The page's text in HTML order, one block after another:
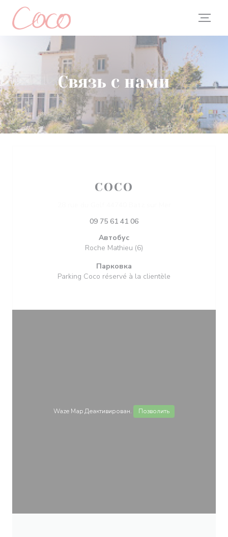
Панель управления cookies
Связь с нами
COCO
09 75 61 41 06
Автобус
Roche Mathieu (6)
Парковка
Parking Coco réservé à la clientèle
Waze Map Деактивирован. Позволить